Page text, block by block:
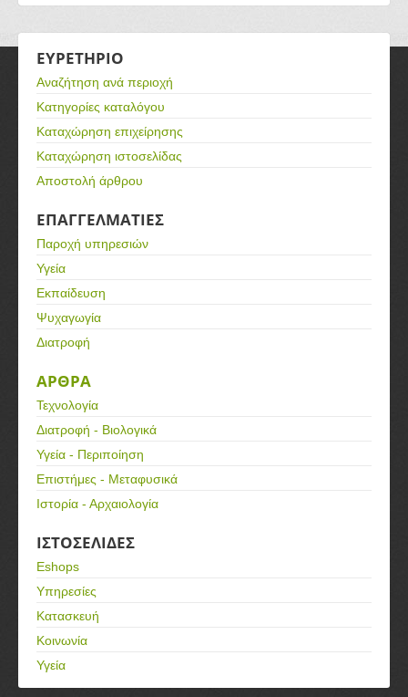
ΕΥΡΕΤΗΡΙΟ
Αναζήτηση ανά περιοχή
Κατηγορίες καταλόγου
Καταχώρηση επιχείρησης
Καταχώρηση ιστοσελίδας
Αποστολή άρθρου
ΕΠΑΓΓΕΛΜΑΤΙΕΣ
Παροχή υπηρεσιών
Υγεία
Εκπαίδευση
Ψυχαγωγία
Διατροφή
ΑΡΘΡΑ
Τεχνολογία
Διατροφή - Βιολογικά
Υγεία - Περιποίηση
Επιστήμες - Μεταφυσικά
Ιστορία - Αρχαιολογία
ΙΣΤΟΣΕΛΙΔΕΣ
Eshops
Υπηρεσίες
Κατασκευή
Κοινωνία
Υγεία